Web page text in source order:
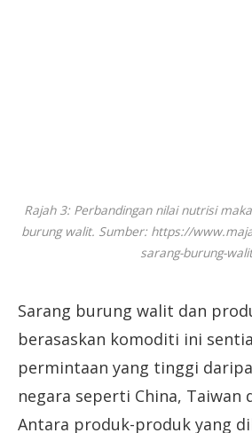
Rajah 3: Perbandingan nilai nutrisi
burung walit. Sumber: https://
sarang-burung-
Sarang burung walit dan
berasaskan komoditi ini
permintaan yang tinggi
negara seperti China, Taiwan
Antara produk-produk yang